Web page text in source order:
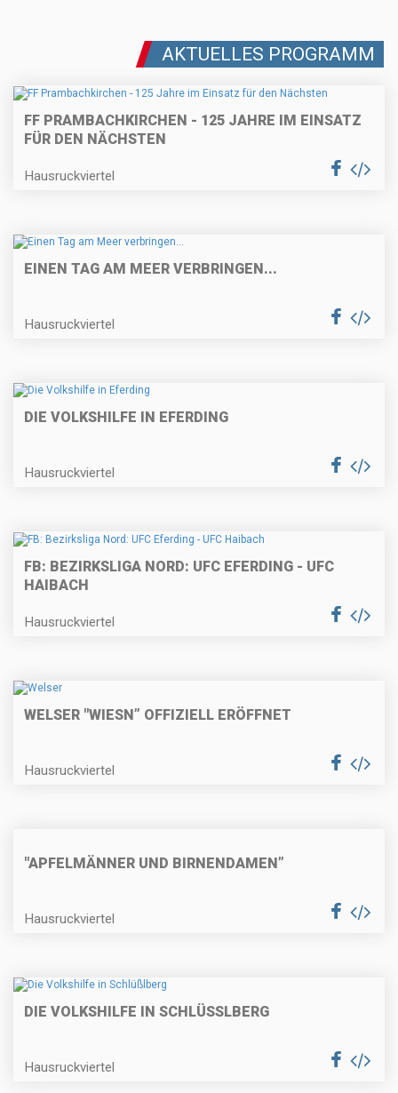
AKTUELLES PROGRAMM
FF PRAMBACHKIRCHEN - 125 JAHRE IM EINSATZ
FÜR DEN NÄCHSTEN
Hausruckviertel
EINEN TAG AM MEER VERBRINGEN...
Hausruckviertel
DIE VOLKSHILFE IN EFERDING
Hausruckviertel
FB: BEZIRKSLIGA NORD: UFC EFERDING - UFC
HAIBACH
Hausruckviertel
WELSER "WIESN” OFFIZIELL ERÖFFNET
Hausruckviertel
"APFELMÄNNER UND BIRNENDAMEN”
Hausruckviertel
DIE VOLKSHILFE IN SCHLÜSSLBERG
Hausruckviertel